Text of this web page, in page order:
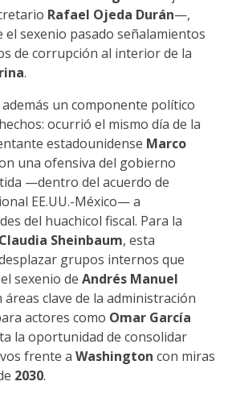
Rafael Ojeda Durán—,
sexenio pasado señalamientos
de corrupción al interior de la
.
un componente político
ocurrió el mismo día de la
estadounidense Marco
una ofensiva del gobierno
—dentro del acuerdo de
EE.UU.-México— a
del huachicol fiscal. Para la
Claudia Sheinbaum, esta
grupos internos que
sexenio de Andrés Manuel
áreas clave de la administración
actores como Omar García
la oportunidad de consolidar
frente a Washington con miras
2030.